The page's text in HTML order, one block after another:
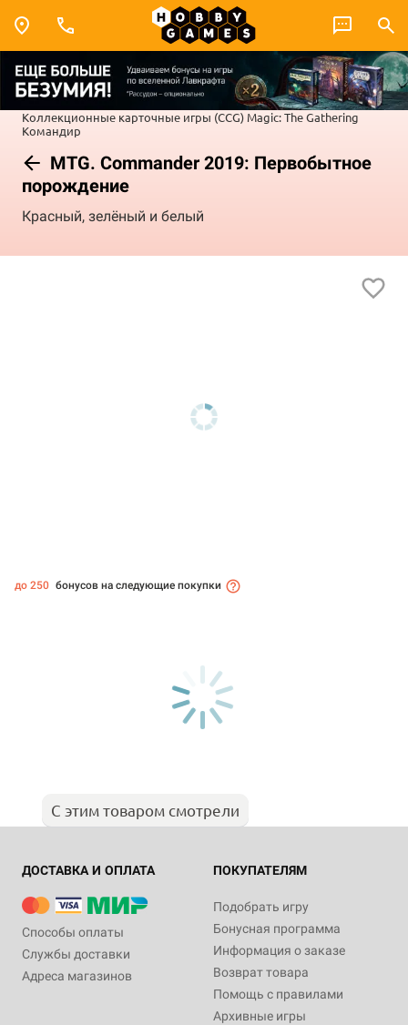
Коллекционные карточные игры (CCG) Magic: The Gathering
Командир
MTG. Commander 2019: Первобытное
порождение
Красный, зелёный и белый
до 250 бонусов на следующие покупки
С этим товаром смотрели
ДОСТАВКА И ОПЛАТА
Способы оплаты
Службы доставки
Адреса магазинов
ПОКУПАТЕЛЯМ
Подобрать игру
Бонусная программа
Информация о заказе
Возврат товара
Помощь с правилами
Архивные игры